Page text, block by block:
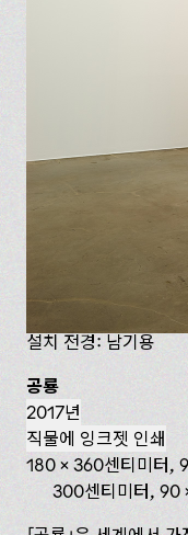
설치 전경: 남기용
공룡
2017년
직물에 잉크젯 인쇄
180 x 360센티미터,
300센티미터, 90